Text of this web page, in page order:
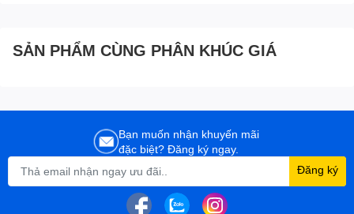
SẢN PHẨM CÙNG PHÂN KHÚC GIÁ
Bạn muốn nhận khuyến mãi
đặc biệt? Đăng ký ngay.
Đăng ký